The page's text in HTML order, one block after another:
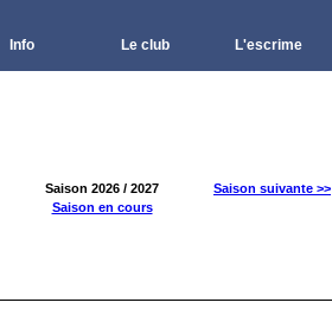
Info Le club L'escrime
Saison 2026 / 2027
Saison suivante >>
Saison en cours